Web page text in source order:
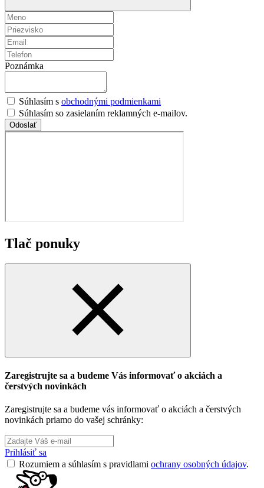
Poznámka
Súhlasím s obchodnými podmienkami
Súhlasím so zasielaním reklamných e-mailov.
Odoslať
Tlač ponuky
Zaregistrujte sa a budeme Vás informovať o akciách a
čerstvých novinkách
Zaregistrujte sa a budeme vás informovať o akciách a čerstvých
novinkách priamo do vašej schránky:
Prihlásiť sa
Rozumiem a súhlasím s pravidlami ochrany osobných údajov.